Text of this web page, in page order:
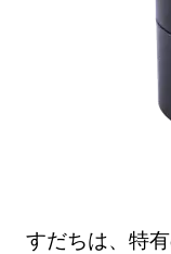
すだちは、特